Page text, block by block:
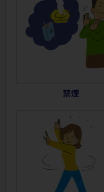
禁煙